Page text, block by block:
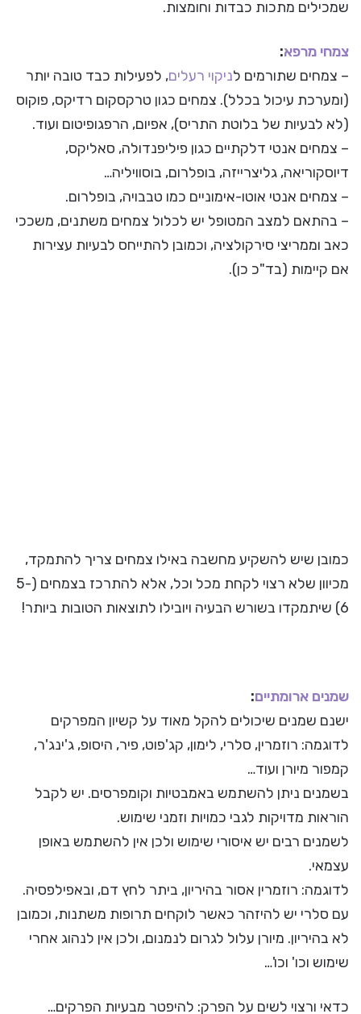
שמכילים מתכות כבדות וחומצות.
צמחי מרפא:
– צמחים שתורמים לניקוי רעלים, לפעילות כבד טובה יותר
(ומערכת עיכול בכלל). צמחים כגון טרקסקום רדיקס, פוקוס
(לא לבעיות של בלוטת התריס), אפיום, הרפגופיטום ועוד.
– צמחים אנטי דלקתיים כגון פיליפנדולה, סאליקס,
דיוסקוריאה, גליצרייזה, בופלרום, בוסוויליה…
– צמחים אנטי אוטו-אימוניים כמו טבבויה, בופלרום.
– בהתאם למצב המטופל יש לכלול צמחים משתנים, משככי
כאב וממריצי סירקולציה, וכמובן להתייחס לבעיות עצירות
אם קיימות (בד"כ כן).
כמובן שיש להשקיע מחשבה באילו צמחים צריך להתמקד,
מכיוון שלא רצוי לקחת מכל וכל, אלא להתרכז בצמחים (5-
6) שיתמקדו בשורש הבעיה ויובילו לתוצאות הטובות ביותר!
שמנים ארומתיים:
ישנם שמנים שיכולים להקל מאוד על קשיון המפרקים
לדוגמה: רוזמרין, סלרי, לימון, קג'פוט, פיר, היסופ, ג'ינג'ר,
קמפור מיורן ועוד…
בשמנים ניתן להשתמש באמבטיות וקומפרסים. יש לקבל
הוראות מדויקות לגבי כמויות וזמני שימוש.
לשמנים רבים יש איסורי שימוש ולכן אין להשתמש באופן
עצמאי.
לדוגמה: רוזמרין אסור בהיריון, ביתר לחץ דם, ובאפילפסיה.
עם סלרי יש להיזהר כאשר לוקחים תרופות משתנות, וכמובן
לא בהיריון. מיורן עלול לגרום לנמנום, ולכן אין לנהוג אחרי
שימוש וכו' וכו'…
כדאי ורצוי לשים על הפרק: להיפטר מבעיות הפרקים…